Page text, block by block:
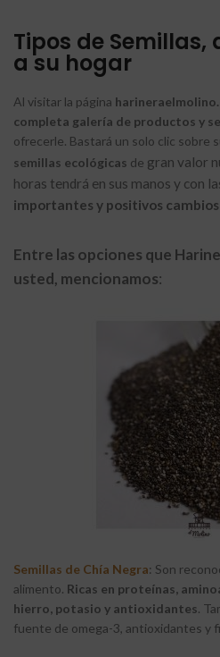
Tipos de Semillas,
a su hogar
Al visitar la página
completa galería de productos y
ofrecerle. Bastará un solo clic sobre
semillas ecológicas de gran valor
horas tendrá en sus manos y con
importantes y positivos
Entre las opciones que
usted, mencionamos:
Semillas de Chía Negra: Son
alimento. Ricas en proteínas,
hierro, potasio y antioxidantes.
fuente de omega-3, antioxidantes y